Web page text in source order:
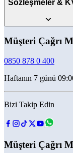
Sözleşmeler &
Müşteri Çağrı
0850 878 0 400
Haftanın 7 günü
Bizi Takip Edin
Müşteri Çağrı